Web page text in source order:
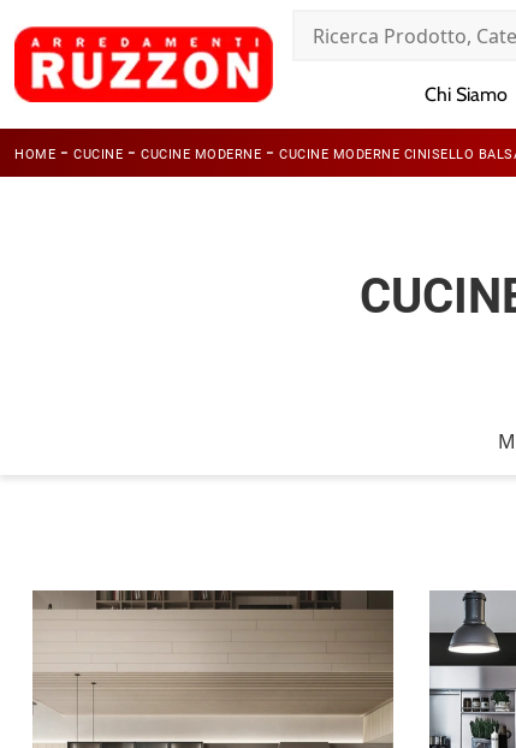
Chi Siamo
HOME - CUCINE - CUCINE MODERNE - CUCINE MODERNE CINISELLO